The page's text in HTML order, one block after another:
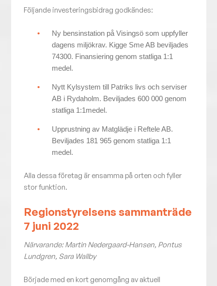
Följande investeringsbidrag godkändes:
Ny bensinstation på Visingsö som uppfyller
dagens miljökrav. Kigge Sme AB beviljades
74300. Finansiering genom statliga 1:1
medel.
Nytt Kylsystem till Patriks livs och serviser
AB i Rydaholm. Beviljades 600 000 genom
statliga 1:1medel.
Upprustning av Matglädje i Reftele AB.
Beviljades 181 965 genom statliga 1:1
medel.
Alla dessa företag är ensamma på orten och fyller
stor funktion.
Regionstyrelsens sammanträde
7 juni 2022
Närvarande: Martin Nedergaard-Hansen, Pontus
Lundgren, Sara Wallby
Började med en kort genomgång av aktuell